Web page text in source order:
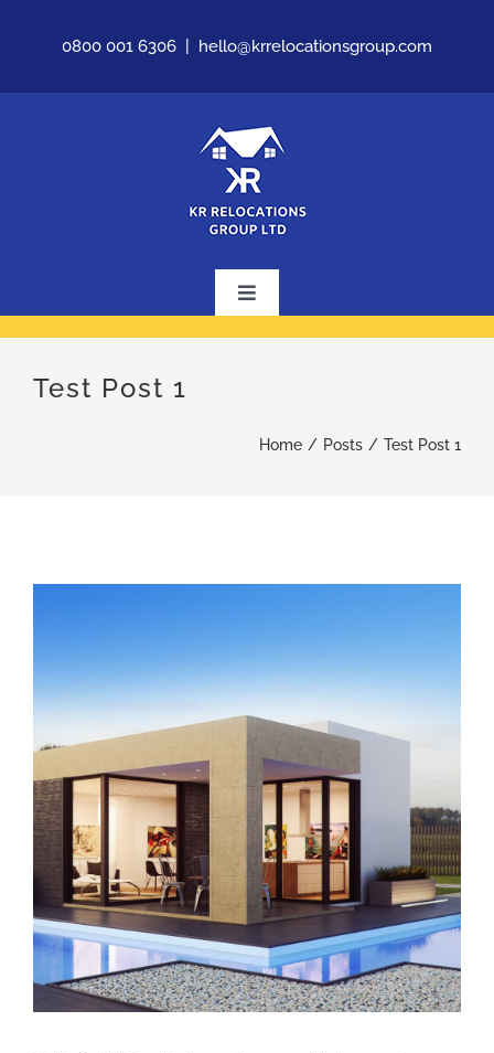
content
0800 001 6306 hello@krrelocationsgroup.com
Toggle
Agents
FAQs
Contact Us
Test Post 1
Home Posts Test Post 1